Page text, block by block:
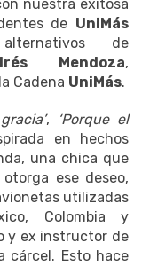
nuestra exitosa
de UniMás
de
Mendoza,
Cadena UniMás.
, ‘Porque el
en hechos
una chica que
ese deseo,
utilizadas
Colombia y
y ex instructor de
cárcel. Esto hace